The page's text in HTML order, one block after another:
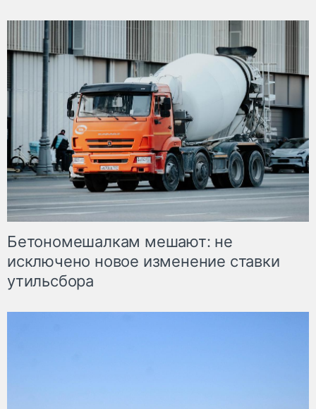
Бетономешалкам мешают: не
исключено новое изменение ставки
утильсбора